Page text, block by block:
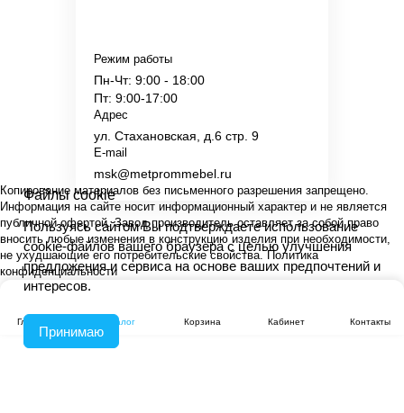
E-mail
msk@metprommebel.ru
Адрес
ул. Стахановская, д.6 стр. 9
Режим работы
Пн-Чт: 9:00 - 18:00
Пт: 9:00-17:00
Копирование материалов без письменного разрешения запрещено.
Информация на сайте носит информационный характер и не является
публичной офертой. Завод производитель оставляет за собой право
вносить любые изменения в конструкцию изделия при необходимости,
не ухудшающие его потребительские свойства.Политика
конфиденциальности
Главная Каталог Корзина Кабинет Контакты
Файлы cookie
Пользуясь сайтом Вы подтверждаете использование
cookie-файлов вашего браузера с целью улучшения
предложения и сервиса на основе ваших предпочтений и
интересов.
Принимаю